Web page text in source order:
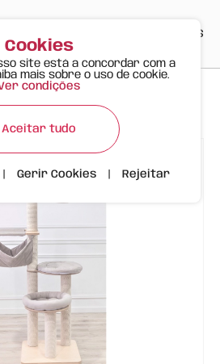
ES
> Arranhador SK19 Bege, Sisal
Cookies
site está a concordar com a
mais sobre o uso de cookie.
condições
Aceitar tudo
Gerir Cookies Rejeitar